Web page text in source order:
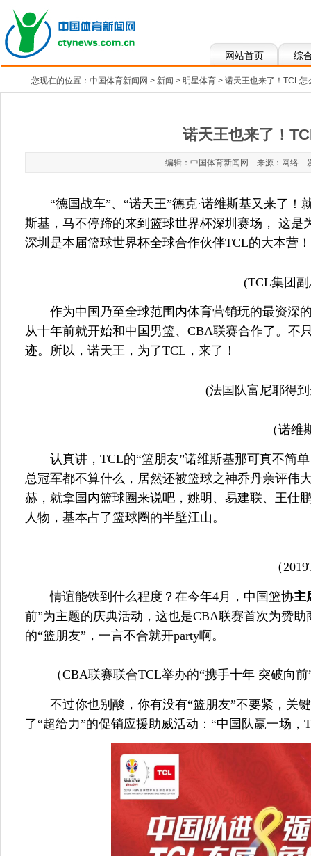
网站首页 综
您现在的位置： 中国体育新闻网 > 新闻 > 明星体育 > 诺天王也来了！TCL怎
诺天王也来了！
编辑：中国体育新闻网 来源：网络
“德国战车”、“诺天王”德克·诺维斯基又来了
斯基，马不停蹄的来到篮球世界杯深圳赛场， 这
深圳是本届篮球世界杯全球合作伙伴TCL的大本营
(TCL集团
作为中国乃至全球范围内体育营销玩的最资深
从十年前就开始和中国男篮、CBA联赛合作了。不
迹。所以，诺天王，为了TCL，来了！
(法国队富尼耶得
（诺
认真讲，TCL的“篮朋友”诺维斯基那可真不简
总冠军都不算什么，居然还被篮球之神乔丹亲评伟
赫，就拿国内篮球圈来说吧，姚明、易建联、王仕
人物，基本占了篮球圈的半壁江山。
（
情谊能铁到什么程度？在今年4月，中国篮协主
前”为主题的庆典活动，这也是CBA联赛首次为赞
的“篮朋友”，一言不合就开party啊。
（CBA联赛联合TCL举办的“携手十年 突破向
不过你也别酸，你有没有“篮朋友”不要紧，关
了“超给力”的促销应援助威活动：“中国队赢一场